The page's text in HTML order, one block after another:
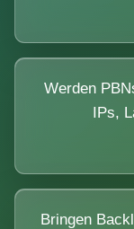
Werden
IPs,
Bringen